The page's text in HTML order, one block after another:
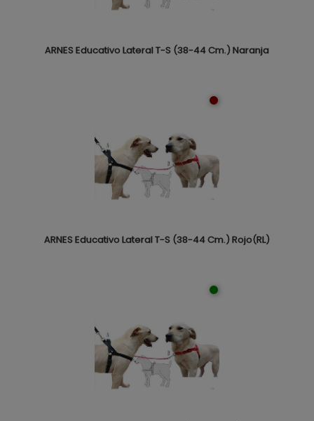
ARNES Educativo Lateral T-S (38-44 Cm.) Naranja
ARNES Educativo Lateral T-S (38-44 Cm.) Rojo(RL)